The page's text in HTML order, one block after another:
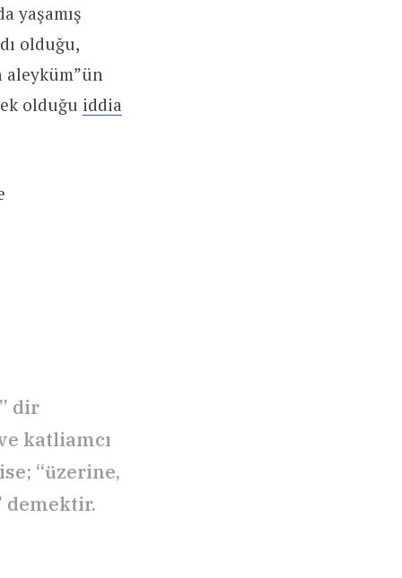
yaşamış
olduğu,
aleyküm”ün
olduğu iddia
dir
katliamcı
“üzerine,
demektir.